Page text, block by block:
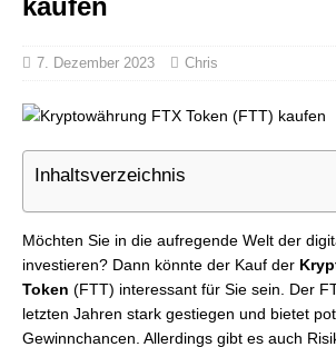
kaufen
7. Dezember 2023 Chris
Inhaltsverzeichnis
Möchten Sie in die aufregende Welt der
investieren? Dann könnte der Kauf der
Token (FTT) interessant für Sie sein. Der
letzten Jahren stark gestiegen und bietet
Gewinnchancen. Allerdings gibt es auch